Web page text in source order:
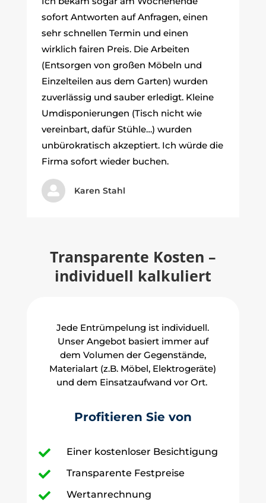
sofort Antworten auf Anfragen, einen
sehr schnellen Termin und einen
wirklich fairen Preis. Die Arbeiten
(Entsorgen von großen Möbeln und
Einzelteilen aus dem Garten) wurden
zuverlässig und sauber erledigt. Kleine
Umdisponierungen (Tisch nicht wie
vereinbart, dafür Stühle…) wurden
unbürokratisch akzeptiert. Ich würde die
Firma sofort wieder buchen.
 Karen Stahl
Transparente Kosten –
individuell kalkuliert
Jede Entrümpelung ist individuell.
Unser Angebot basiert immer auf
dem Volumen der Gegenstände,
Materialart (z.B. Möbel, Elektrogeräte)
und dem Einsatzaufwand vor Ort.
Profitieren Sie von
 Einer kostenloser Besichtigung
 Transparente Festpreise
 Wertanrechnung